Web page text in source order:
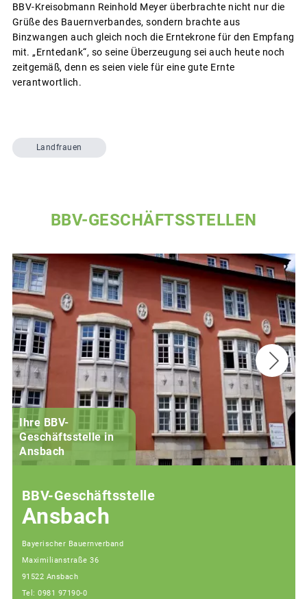
BBV-Kreisobmann Reinhold Meyer überbrachte nicht nur die
Grüße des Bauernverbandes, sondern brachte aus
Binzwangen auch gleich noch die Erntekrone für den Empfang
mit. „Erntedank“, so seine Überzeugung sei auch heute noch
zeitgemäß, denn es seien viele für eine gute Ernte
verantwortlich.
Landfrauen
BBV-GESCHÄFTSSTELLEN
Ihre BBV-
Geschäftsstelle in
Ansbach
BBV-Geschäftsstelle
Ansbach
Bayerischer Bauernverband
Maximilianstraße 36
91522 Ansbach
Tel: 0981 97190-0